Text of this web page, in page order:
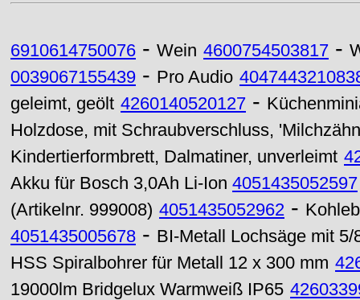
6910614750076 - Wein 4600754503817 -
0039067155439 - Pro Audio
geleimt, geölt 4260140520127 -
Holzdose, mit Schraubverschluss,
Kindertierformbrett, Dalmatiner, unverleimt
Akku für Bosch 3,0Ah Li-Ion 4051435052597
(Artikelnr. 999008) 4051435052962 -
4051435005678 - BI-Metall Lochsäge mit
HSS Spiralbohrer für Metall 12 x 300 mm
19000lm Bridgelux Warmweiß IP65